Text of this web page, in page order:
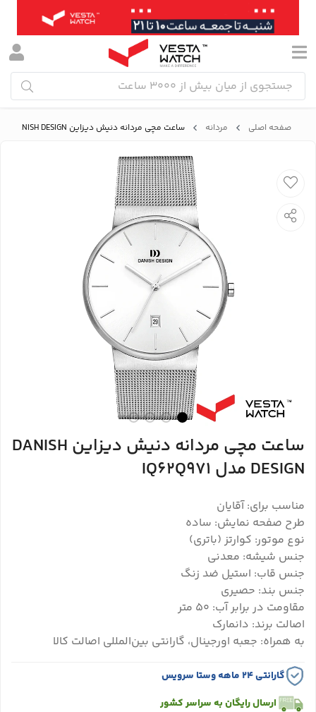
صفحه اصلی مردانه ساعت مچی مردانه دنیش دیزاین DANISH DESIGN مدل IQ62Q971
ساعت مچی مردانه دنیش دیزاین DANISH
DESIGN مدل IQ62Q971
مناسب برای: آقایان
طرح صفحه نمایش: ساده
نوع موتور: کوارتز (باتری)
جنس شیشه: معدنی
جنس قاب: استیل ضد زنگ
جنس بند: حصیری
مقاومت در برابر آب: 50 متر
اصالت برند: دانمارک
به همراه: جعبه اورجینال، گارانتی بین‌المللی اصالت کالا
گارانتی ۲۴ ماهه وستا سرویس
ارسال رایگان به سراسر کشور